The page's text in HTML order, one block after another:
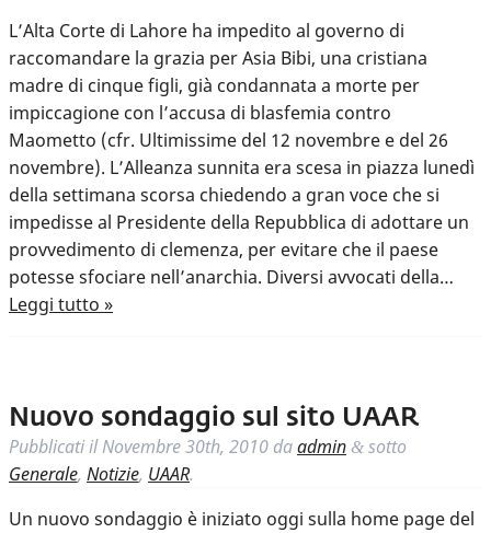
L’Alta Corte di Lahore ha impedito al governo di
raccomandare la grazia per Asia Bibi, una cristiana
madre di cinque figli, già condannata a morte per
impiccagione con l’accusa di blasfemia contro
Maometto (cfr. Ultimissime del 12 novembre e del 26
novembre). L’Alleanza sunnita era scesa in piazza lunedì
della settimana scorsa chiedendo a gran voce che si
impedisse al Presidente della Repubblica di adottare un
provvedimento di clemenza, per evitare che il paese
potesse sfociare nell’anarchia. Diversi avvocati della…
Leggi tutto »
Nuovo sondaggio sul sito UAAR
Pubblicati ilNovembre 30th, 2010 daadmin & sotto
Generale, Notizie, UAAR.
Un nuovo sondaggio è iniziato oggi sulla home page del